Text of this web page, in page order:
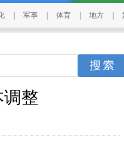
军事 体育 地方
调整